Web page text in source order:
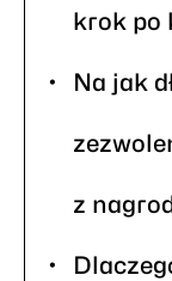
krok po
Na jak
z